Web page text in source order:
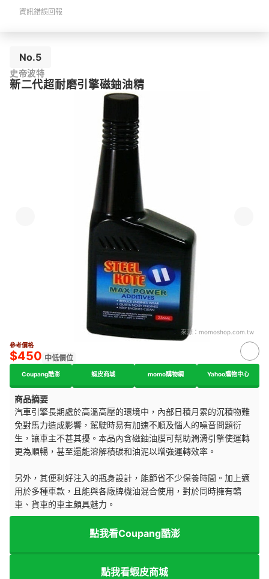
資訊錯誤回報
No.5
史帝波特
新二代超耐磨引擎磁鈾油精
來源： momoshop.com.tw
參考價格
$450 中低價位
Coupang酷澎 蝦皮商城 momo購物網 Yahoo購物中心
商品摘要
汽車引擎長期處於高溫高壓的環境中，內部日積月累的沉積物難
免對馬力造成影響，駕駛時易有加速不順及惱人的噪音問題衍
生，讓車主不甚其擾。本品內含磁鈾油膜可幫助潤滑引擎使運轉
更為順暢，甚至還能溶解積碳和油泥以增強運轉效率。
另外，其便利好注入的瓶身設計，能節省不少保養時間。加上適
用於多種車款，且能與各廠牌機油混合使用，對於同時擁有轎
車、貨車的車主頗具魅力。
點我看Coupang酷澎
點我看蝦皮商城